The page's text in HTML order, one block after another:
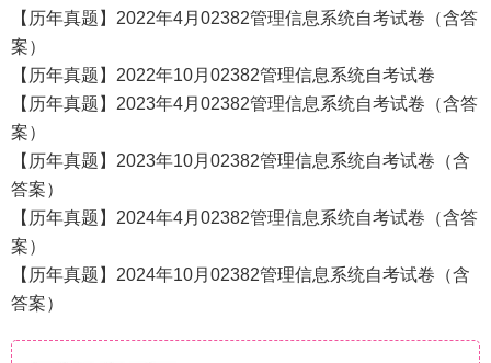
【历年真题】2022年4月02382管理信息系统自考试卷（含答
案）
【历年真题】2022年10月02382管理信息系统自考试卷
【历年真题】2023年4月02382管理信息系统自考试卷（含答
案）
【历年真题】2023年10月02382管理信息系统自考试卷（含
答案）
【历年真题】2024年4月02382管理信息系统自考试卷（含答
案）
【历年真题】2024年10月02382管理信息系统自考试卷（含
答案）